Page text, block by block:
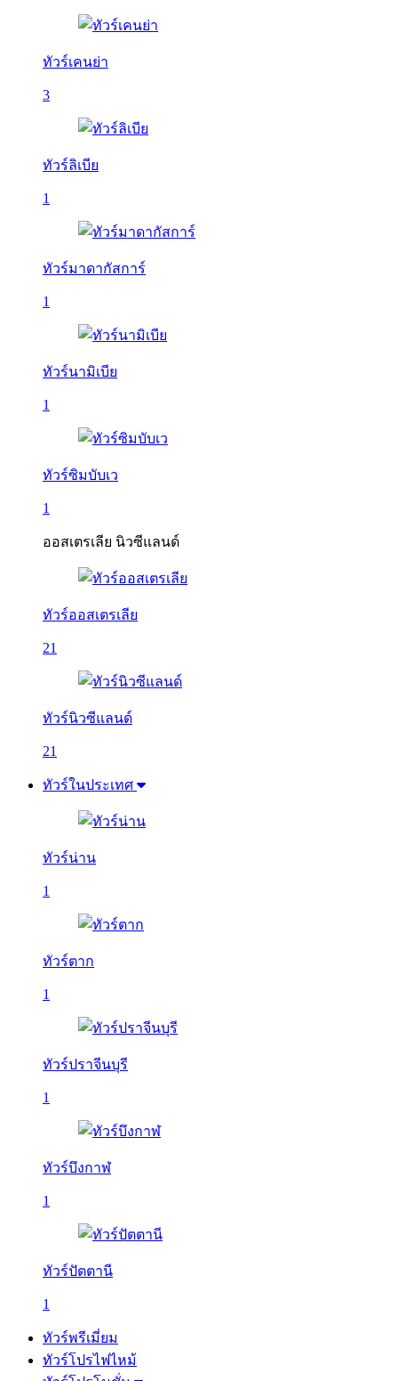
ทัวร์เคนย่า
3
ทัวร์ลิเบีย
1
ทัวร์มาดากัสการ์
1
ทัวร์นามิเบีย
1
ทัวร์ซิมบับเว
1
ออสเตรเลีย นิวซีแลนด์
ทัวร์ออสเตรเลีย
21
ทัวร์นิวซีแลนด์
21
ทัวร์ในประเทศ
ทัวร์น่าน
1
ทัวร์ตาก
1
ทัวร์ปราจีนบุรี
1
ทัวร์บึงกาฬ
1
ทัวร์ปัตตานี
1
ทัวร์พรีเมี่ยม
ทัวร์โปรไฟไหม้